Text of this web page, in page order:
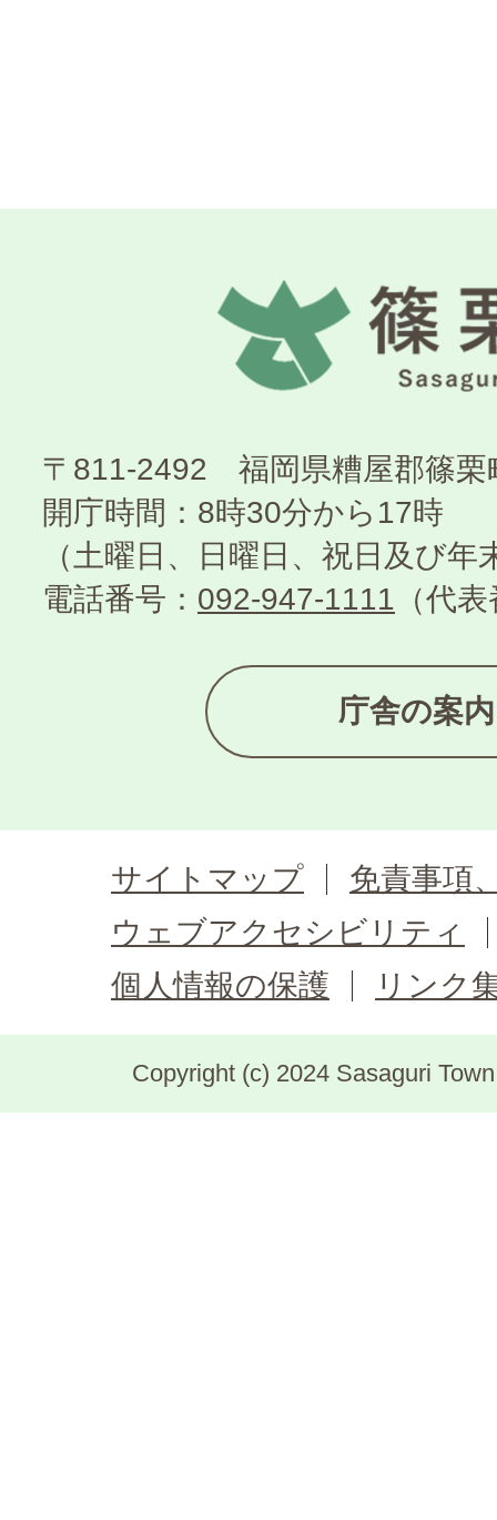
〒811-2492 福岡県糟屋郡篠栗
開庁時間：8時30分から17時
（土曜日、日曜日、祝日及び年
電話番号： 092-947-1111 （代
庁舎の案内
サイトマップ
免責事項
ウェブアクセシビリティ
個人情報の保護
リンク
Copyright (c) 2024 Sasaguri